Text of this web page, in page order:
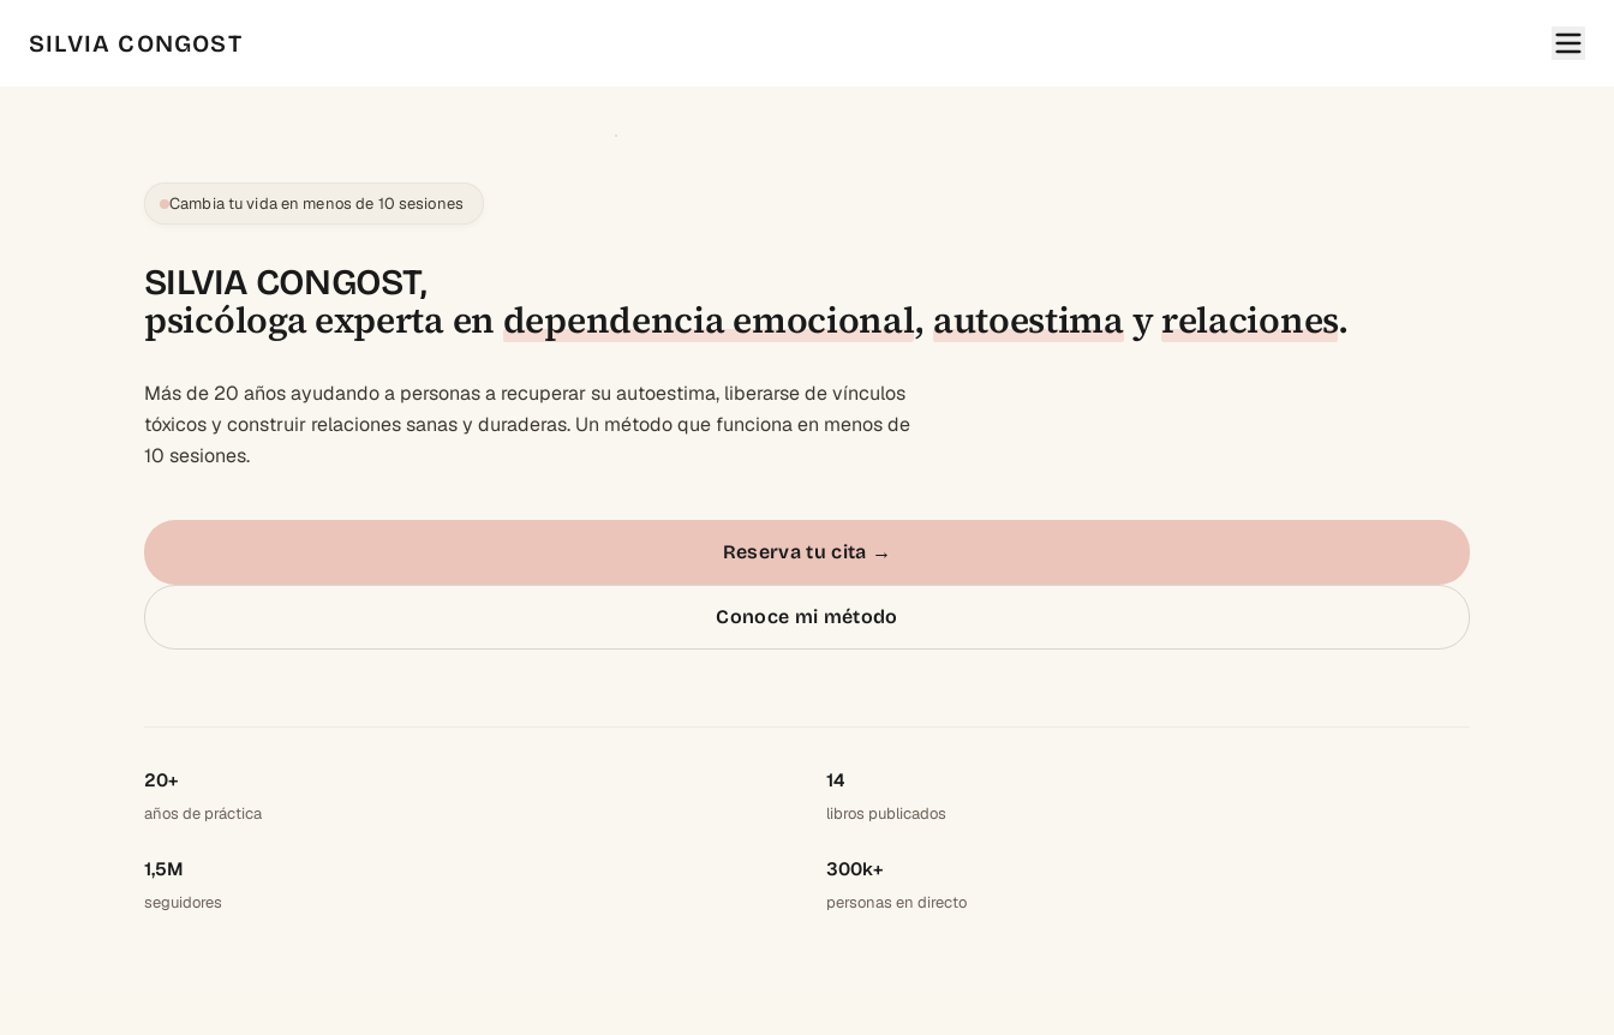
SILVIA CONGOST
Cambia tu vida en menos de 10 sesiones
SILVIA CONGOST,
psicóloga experta endependencia emocional, autoestimayrelaciones.
Más de 20 años ayudando a personas a recuperar su autoestima, liberarse de vínculos
tóxicos y construir relaciones sanas y duraderas. Un método que funciona en menos de
10 sesiones.
Reserva tu cita →
Conoce mi método
20+
años de práctica
14
libros publicados
1,5M
seguidores
300k+
personas en directo